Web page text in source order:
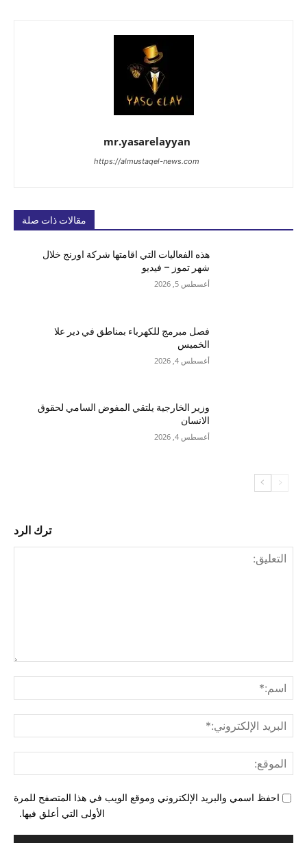
mr.yasarelayyan
https://almustaqel-news.com
مقالات ذات صلة
هذه الفعاليات التي اقامتها شركة اورنج خلال
شهر تموز – فيديو
أغسطس 5, 2026
فصل مبرمج للكهرباء بمناطق في دير علا
الخميس
أغسطس 4, 2026
وزير الخارجية يلتقي المفوض السامي لحقوق
الانسان
أغسطس 4, 2026
ترك الرد
احفظ اسمي والبريد الإلكتروني وموقع الويب في هذا المتصفح للمرة
الأولى التي أعلق فيها.